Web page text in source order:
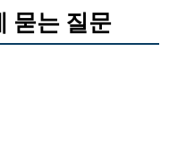
묻는 질문